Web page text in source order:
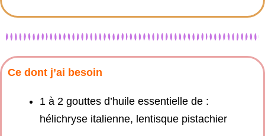
Ce dont j’ai besoin
1 à 2 gouttes d’huile essentielle de :
hélichryse italienne, lentisque pistachier